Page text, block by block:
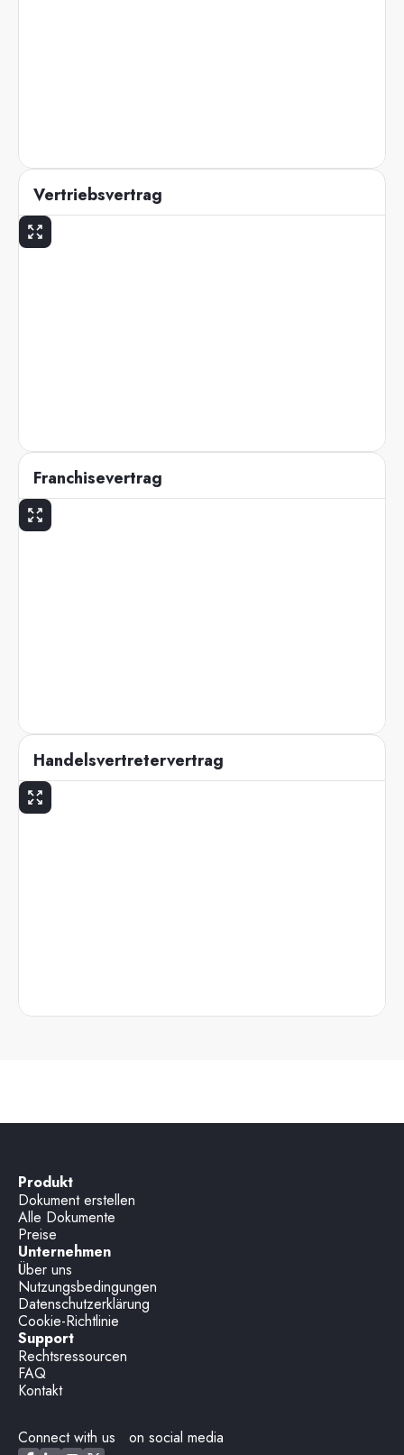
Vertriebsvertrag
Franchisevertrag
Handelsvertretervertrag
Produkt
Dokument erstellen
Alle Dokumente
Preise
Unternehmen
Über uns
Nutzungsbedingungen
Datenschutzerklärung
Cookie-Richtlinie
Support
Rechtsressourcen
FAQ
Kontakt
Connect with us on social media